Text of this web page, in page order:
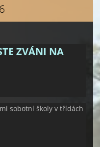
ZVÁNI NA
sobotní školy v třídách